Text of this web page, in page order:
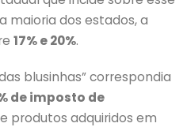
maioria dos estados, a
17% e 20%.
blusinhas” correspondia
de imposto de
produtos adquiridos em